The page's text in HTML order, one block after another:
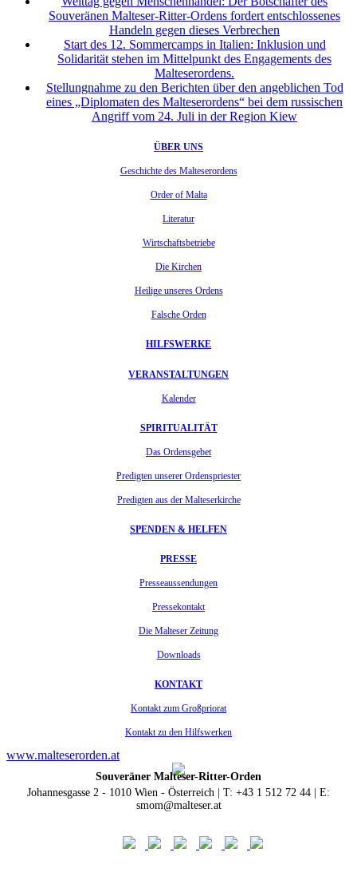
Souveränen Malteser-Ritter-Ordens fordert entschlossenes
Handeln gegen dieses Verbrechen
Start des 12. Sommercamps in Italien: Inklusion und
Solidarität stehen im Mittelpunkt des Engagements des
Malteserordens.
Stellungnahme zu den Berichten über den angeblichen Tod
eines „Diplomaten des Malteserordens“ bei dem russischen
Angriff vom 24. Juli in der Region Kiew
ÜBER UNS
Geschichte des Malteserordens
Order of Malta
Literatur
Wirtschaftsbetriebe
Die Kirchen
Heilige unseres Ordens
Falsche Orden
HILFSWERKE
VERANSTALTUNGEN
Kalender
SPIRITUALITÄT
Das Ordensgebet
Predigten unserer Ordenspriester
Predigten aus der Malteserkirche
SPENDEN & HELFEN
PRESSE
Presseaussendungen
Pressekontakt
Die Malteser Zeitung
Downloads
KONTAKT
Kontakt zum Großpriorat
Kontakt zu den Hilfswerken
www.malteserorden.at
Souveräner Malteser-Ritter-Orden
Johannesgasse 2 - 1010 Wien - Österreich | T: +43 1 512 72 44 | E:
smom@malteser.at